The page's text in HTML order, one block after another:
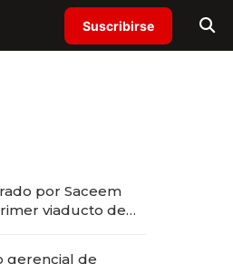
Suscribirse
por Saceem
viaducto de
gerencial de